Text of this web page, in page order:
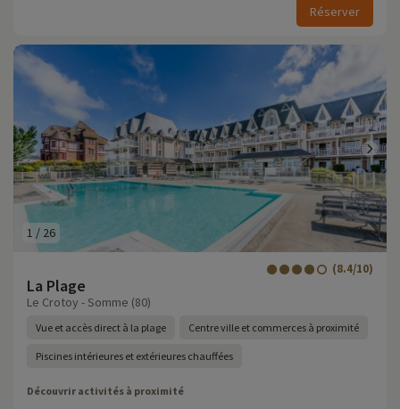
Réserver
1 / 26
La Plage
(8.4/10)
Le Crotoy - Somme (80)
Vue et accès direct à la plage Centre ville et commerces à proximité
Piscines intérieures et extérieures chauffées
Découvrir activités à proximité